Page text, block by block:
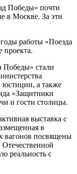
Победы» почти
в Москве. За эти
работы «Поезда
проекта.
Победы» стали
юстиции, а также
«Защитники
и гости столицы.
выставка с
в
вагонов посвящены
реальность с